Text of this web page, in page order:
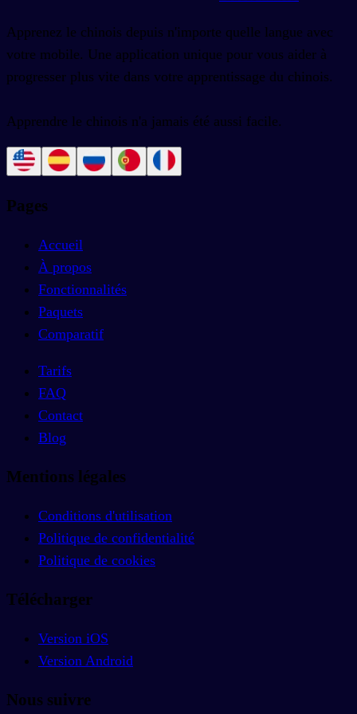
Apprenez le chinois depuis n'importe quelle langue avec
votre mobile. Une application unique pour vous aider à
progresser plus vite dans votre apprentissage du chinois.
Apprendre le chinois n'a jamais été aussi facile.
Pages
Accueil
À propos
Fonctionnalités
Paquets
Comparatif
Tarifs
FAQ
Contact
Blog
Mentions légales
Conditions d'utilisation
Politique de confidentialité
Politique de cookies
Télécharger
Version iOS
Version Android
Nous suivre